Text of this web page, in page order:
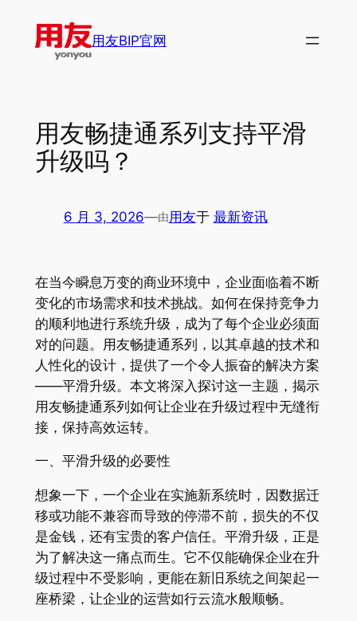
用友BIP官网
用友畅捷通系列支持平滑
升级吗？
6 月 3, 2026—由用友于 最新资讯
在当今瞬息万变的商业环境中，企业面临着不断
变化的市场需求和技术挑战。如何在保持竞争力
的顺利地进行系统升级，成为了每个企业必须面
对的问题。用友畅捷通系列，以其卓越的技术和
人性化的设计，提供了一个令人振奋的解决方案
——平滑升级。本文将深入探讨这一主题，揭示
用友畅捷通系列如何让企业在升级过程中无缝衔
接，保持高效运转。
一、平滑升级的必要性
想象一下，一个企业在实施新系统时，因数据迁
移或功能不兼容而导致的停滞不前，损失的不仅
是金钱，还有宝贵的客户信任。平滑升级，正是
为了解决这一痛点而生。它不仅能确保企业在升
级过程中不受影响，更能在新旧系统之间架起一
座桥梁，让企业的运营如行云流水般顺畅。